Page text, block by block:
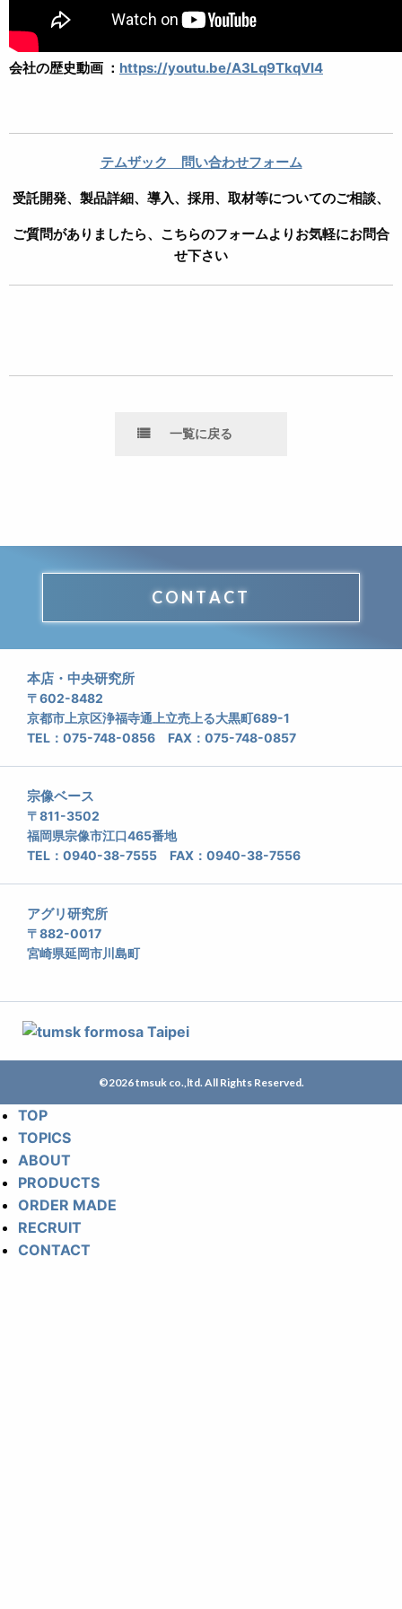
会社の歴史動画 ： https://youtu.be/A3Lq9TkqVI4
テムザック 問い合わせフォーム
受託開発、製品詳細、導入、採用、取材等についてのご相談、
ご質問がありましたら、こちらのフォームよりお気軽にお問合
せ下さい
一覧に戻る
CONTACT
本店・中央研究所
〒602-8482
京都市上京区浄福寺通上立売上る大黒町689-1
TEL：075-748-0856 FAX：075-748-0857
宗像ベース
〒811-3502
福岡県宗像市江口465番地
TEL：0940-38-7555 FAX：0940-38-7556
アグリ研究所
〒882-0017
宮崎県延岡市川島町
©2026 tmsuk co.,ltd. All Rights Reserved.
TOP
TOPICS
ABOUT
PRODUCTS
ORDER MADE
RECRUIT
CONTACT